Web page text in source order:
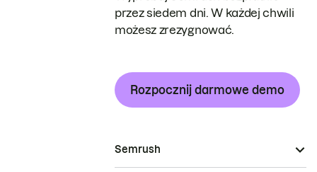
przez siedem dni. W każdej chwili
możesz zrezygnować.
Rozpocznij darmowe demo
Semrush